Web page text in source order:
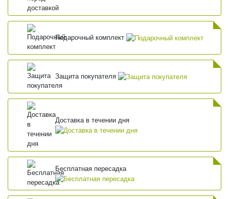
Подарочный комплект
Защита покупателя
Доставка в течении дня
Бесплатная пересадка